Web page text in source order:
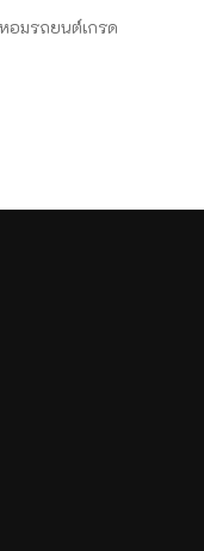
อมรถยนต์เกรด